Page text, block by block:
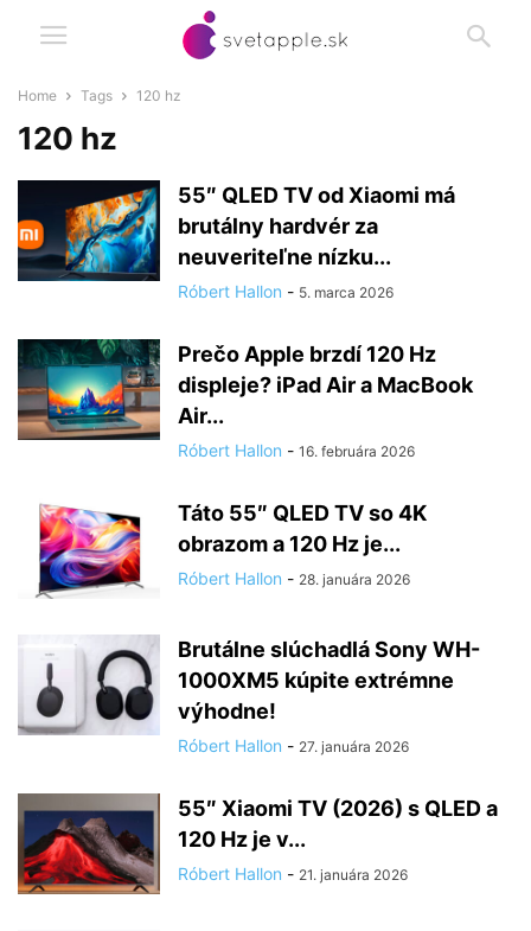
Home Tags 120 hz
120 hz
55″ QLED TV od Xiaomi má
brutálny hardvér za
neuveriteľne nízku...
Róbert Hallon - 5. marca 2026
Prečo Apple brzdí 120 Hz
displeje? iPad Air a MacBook
Air...
Róbert Hallon - 16. februára 2026
Táto 55″ QLED TV so 4K
obrazom a 120 Hz je...
Róbert Hallon - 28. januára 2026
Brutálne slúchadlá Sony WH-
1000XM5 kúpite extrémne
výhodne!
Róbert Hallon - 27. januára 2026
55″ Xiaomi TV (2026) s QLED a
120 Hz je v...
Róbert Hallon - 21. januára 2026